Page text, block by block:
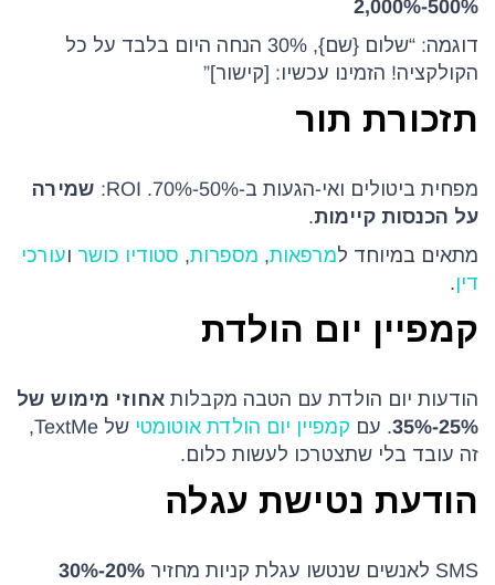
500%-2,000%
דוגמה: “שלום {שם}, 30% הנחה היום בלבד על כל
הקולקציה! הזמינו עכשיו: [קישור]”
תזכורת תור
מפחית ביטולים ואי-הגעות ב-50%-70%. ROI:
שמירה
על הכנסות קיימות.
מתאים במיוחד למרפאות, מספרות, סטודיו כושר ועורכי
דין.
קמפיין יום הולדת
הודעות יום הולדת עם הטבה מקבלות אחוזי מימוש של
25%-35%
. עם קמפיין יום הולדת אוטומטי
של TextMe,
זה עובד בלי שתצטרכו לעשות כלום.
הודעת נטישת עגלה
SMS לאנשים שנטשו עגלת קניות מחזיר
20%-30%